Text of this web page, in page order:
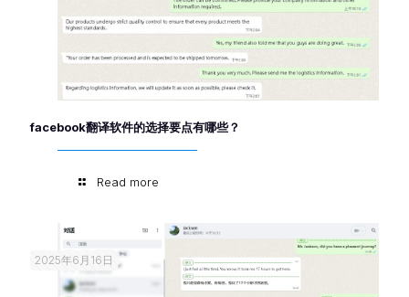
facebook翻译软件的选择要点有哪些？
Read more
2025年6月16日